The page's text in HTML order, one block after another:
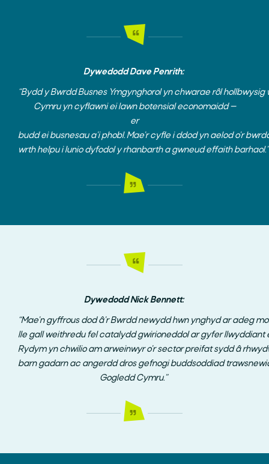
Dywedodd Dave Penrith:
“ByddyBwrddBusnes Ymgynghorol yn chwaraerôlhollbwysig
Cymru yn cyflawni eilawnbotensial economaidd—
er
budd eibusnesau a’iphobl.Mae’r cyflei ddod yn aelod o’r
wrthhelpuilunio dyfodolyrhanbarthagwneud effaithbarhaol.”
Dywedodd Nick Bennett:
“Mae’ngyffrous dod â’r Bwrdd newydd hwn ynghyd ar adeg
lle gall weithredu fel catalydd gwirioneddol ar gyfer llwyddiant
Rydym yn chwilio am arweinwyr o’r sector preifat sydd â
barn gadarn ac angerdd dros gefnogi buddsoddiad
Gogledd Cymru.”